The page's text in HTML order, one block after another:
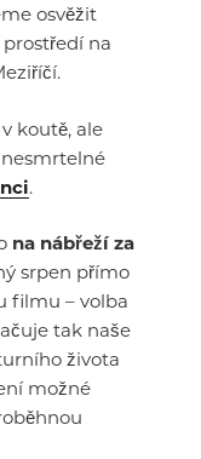
osvěžit
na
koutě, ale
.
na nábřeží za
srpen přímo
filmu – volba
tak naše
života
možné